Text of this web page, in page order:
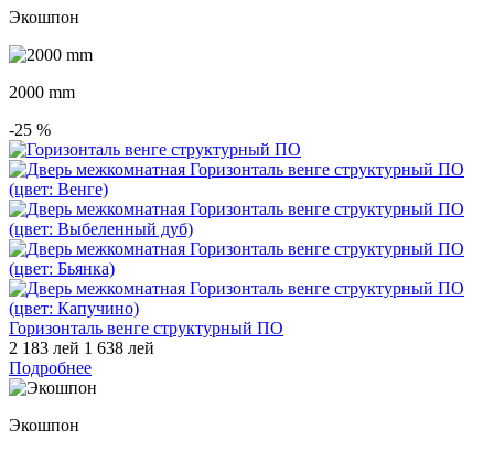
Экошпон
2000 mm
-25 %
Горизонталь венге структурный ПО
2 183 лей 1 638 лей
Подробнее
Экошпон